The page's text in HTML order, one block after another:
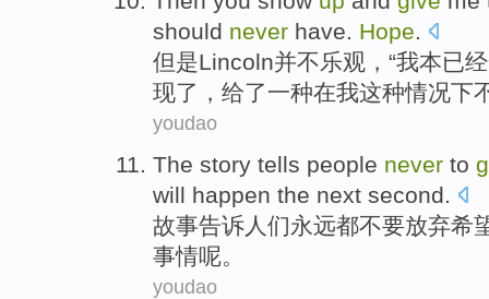
should never have. Hope.
但是Lincoln并不乐观，“我本已
现了， 给了一种在我这种情况下
youdao
The story tells people never to
will happen the next second.
故事告诉人们永远都不要放弃希
事情呢。
youdao